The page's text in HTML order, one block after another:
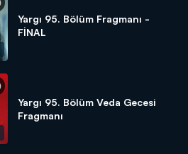
Yargı 95. Bölüm Fragmanı -
FİNAL
Yargı 95. Bölüm Veda Gecesi
Fragmanı